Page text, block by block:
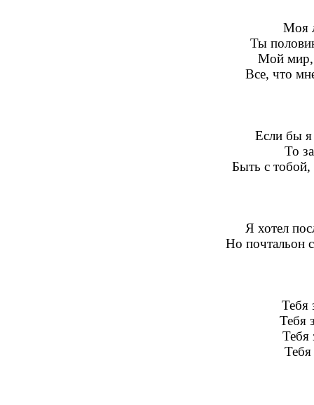
Моя
Ты
Мой мир,
Все, что
Если бы
То
Быть с
Я хотел
Но почтальон
Тебя
Тебя
Тебя
Тебя